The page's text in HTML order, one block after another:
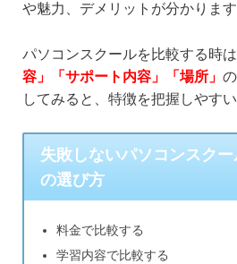
や魅力、デメリットが分かります
パソコンスクールを比較する時は
容」「サポート内容」「場所」
してみると、特徴を把握しやす
失敗しないパソコンスク
の選び方
料金で比較する
学習内容で比較する